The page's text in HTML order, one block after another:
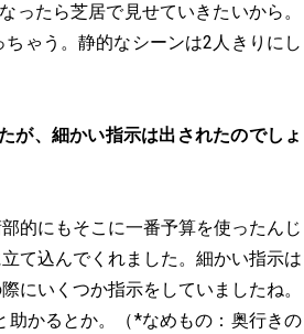
ったら芝居で見せていきたいから。
ゃう。静的なシーンは2人きりにし
が、細かい指示は出されたのでしょ
的にもそこに一番予算を使ったんじ
て込んでくれました。細かい指示は
にいくつか指示をしていましたね。
助かるとか。（*なめもの：奥行きの